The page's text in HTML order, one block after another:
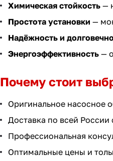
Химическая стойкость —
Простота установки —
Надёжность и
Энергоэффективность —
Почему стоит
Оригинальное насосное
Доставка по всей
Профессиональная
Оптимальные цены и